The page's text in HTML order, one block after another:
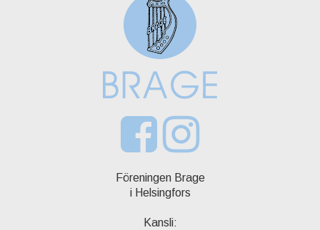
Föreningen Brage
i Helsingfors
Kansli: